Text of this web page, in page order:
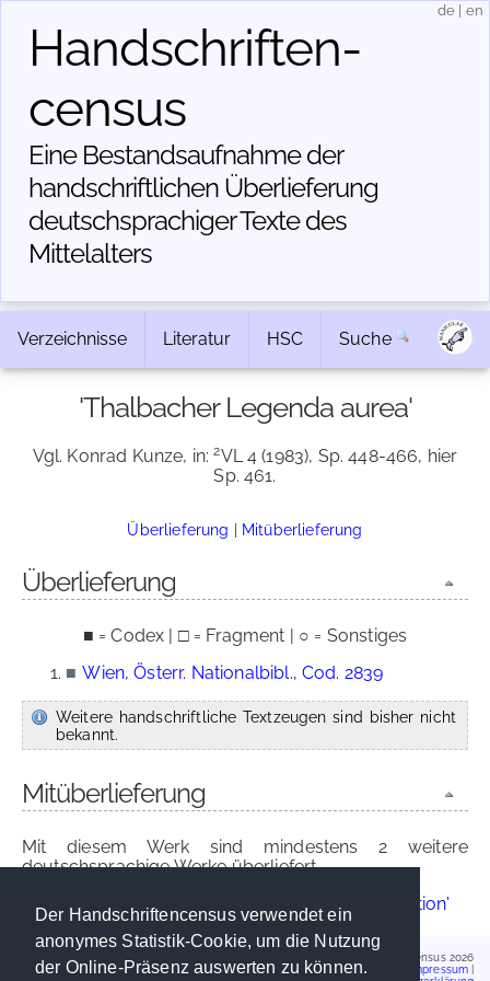
Der Handschriftencensus verwendet ein
anonymes Statistik-Cookie, um die Nutzung
der Online-Präsenz auswerten zu können.
Handschriften­
census
Eine Bestandsaufnahme der
handschriftlichen Über­lieferung
deutschsprachiger Texte des
Mittelalters
de en
Verzeichnisse Literatur HSC Suche
'Thalbacher Legenda aurea'
Vgl. Konrad Kunze, in:2VL 4 (1983), Sp. 448-466, hier
Sp. 461.
Überlieferung | Mitüberlieferung
Überlieferung
■ = Codex | □ = Fragment | ○ = Sonstiges
■ Wien, Österr. Nationalbibl., Cod. 2839
Weitere handschriftliche Textzeugen sind bisher nicht
bekannt.
Mitüberlieferung
Mit diesem Werk sind mindestens 2 weitere
deutschsprachige Werke überliefert.
'Der Heiligen Leben'
'Der Heiligen Leben, Redaktion'
Handschriftencensus 2026
Impressum